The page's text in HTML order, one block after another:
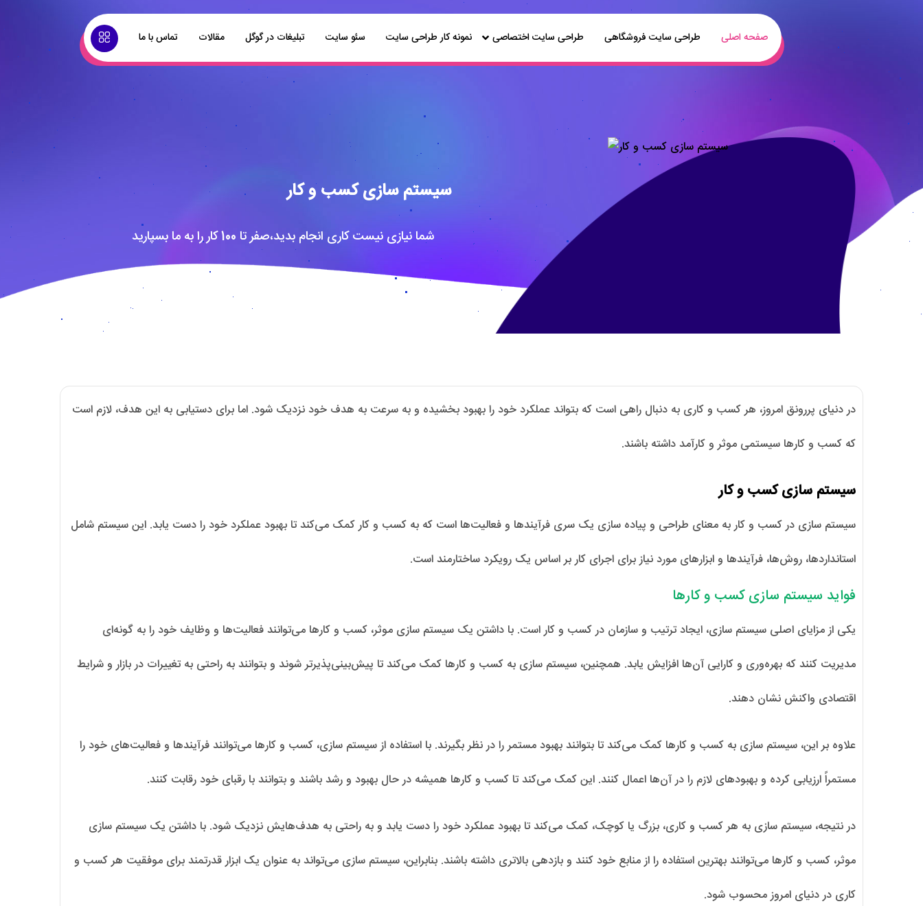
صفحه اصلی طراحی سایت فروشگاهی طراحی سایت اختصاصی نمونه کار طراحی سایت سئو سایت تبلیغات در گوگل مقالات تماس با ما
سیستم سازی کسب و کار
شما نیازی نیست کاری انجام بدید،صفر تا 100 کار را به ما بسپارید
در دنیای پررونق امروز، هر کسب و کاری به دنبال راهی است که بتواند عملکرد خود را بهبود بخشیده و به سرعت به هدف خود نزدیک شود. اما برای دستیابی به این هدف، لازم است
که کسب و کارها سیستمی موثر و کارآمد داشته باشند.
سیستم سازی کسب و کار
سیستم سازی در کسب و کار به معنای طراحی و پیاده سازی یک سری فرآیندها و فعالیت‌ها است که به کسب و کار کمک می‌کند تا بهبود عملکرد خود را دست یابد. این سیستم شامل
استانداردها، روش‌ها، فرآیندها و ابزارهای مورد نیاز برای اجرای کار بر اساس یک رویکرد ساختارمند است.
فواید سیستم سازی کسب و کارها
یکی از مزایای اصلی سیستم سازی، ایجاد ترتیب و سازمان در کسب و کار است. با داشتن یک سیستم سازی موثر، کسب و کارها می‌توانند فعالیت‌ها و وظایف خود را به گونه‌ای
مدیریت کنند که بهره‌وری و کارایی آن‌ها افزایش یابد. همچنین، سیستم سازی به کسب و کارها کمک می‌کند تا پیش‌بینی‌پذیرتر شوند و بتوانند به راحتی به تغییرات در بازار و شرایط
اقتصادی واکنش نشان دهند.
علاوه بر این، سیستم سازی به کسب و کارها کمک می‌کند تا بتوانند بهبود مستمر را در نظر بگیرند. با استفاده از سیستم سازی، کسب و کارها می‌توانند فرآیندها و فعالیت‌های خود را
مستمراً ارزیابی کرده و بهبود‌های لازم را در آن‌ها اعمال کنند. این کمک می‌کند تا کسب و کارها همیشه در حال بهبود و رشد باشند و بتوانند با رقبای خود رقابت کنند.
در نتیجه، سیستم سازی به هر کسب و کاری، بزرگ یا کوچک، کمک می‌کند تا بهبود عملکرد خود را دست یابد و به راحتی به هدف‌هایش نزدیک شود. با داشتن یک سیستم سازی
موثر، کسب و کارها می‌توانند بهترین استفاده را از منابع خود کنند و بازدهی بالاتری داشته باشند. بنابراین، سیستم سازی می‌تواند به عنوان یک ابزار قدرتمند برای موفقیت هر کسب و
کاری در دنیای امروز محسوب شود.